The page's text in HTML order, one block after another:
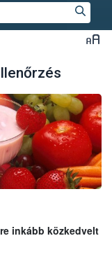
inkább közkedvelt